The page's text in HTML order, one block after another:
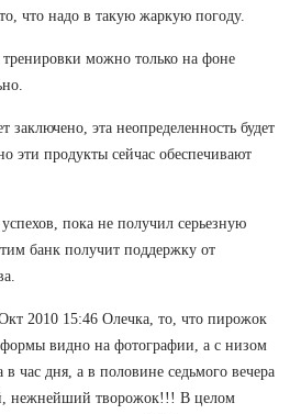
что надо в такую жаркую погоду.
можно только на фоне
заключено, эта неопределенность будет
эти продукты сейчас обеспечивают
пока не получил серьезную
банк получит поддержку от
2010 15:46 Олечка, то, что пирожок
формы видно на фотографии, а с низом
в час дня, а в половине седьмого вечера
нежнейший творожок!!! В целом